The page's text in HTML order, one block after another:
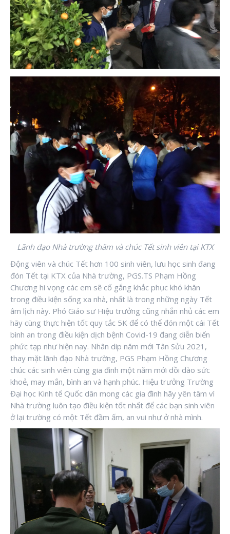
Lãnh đạo Nhà trường thăm và chúc Tết sinh viên tại KTX
Động viên và chúc Tết hơn 100 sinh viên, lưu học sinh đang
đón Tết tại KTX của Nhà trường, PGS.TS Phạm Hồng
Chương hi vọng các em sẽ cố gắng khắc phục khó khăn
trong điều kiện sống xa nhà, nhất là trong những ngày Tết
âm lịch này. Phó Giáo sư Hiệu trưởng cũng nhắn nhủ các em
hãy cùng thực hiện tốt quy tắc 5K để có thể đón một cái Tết
bình an trong điều kiện dịch bệnh Covid-19 đang diễn biến
phức tạp như hiện nay. Nhân dip năm mới Tân Sửu 2021,
thay mặt lãnh đạo Nhà trường, PGS Phạm Hồng Chương
chúc các sinh viên cùng gia đình một năm mới dồi dào sức
khoẻ, may mắn, bình an và hạnh phúc. Hiệu trưởng Trường
Đại học Kinh tế Quốc dân mong các gia đình hãy yên tâm vì
Nhà trường luôn tạo điều kiện tốt nhất để các bạn sinh viên
ở lại trường có một Tết đầm ấm, an vui như ở nhà mình.